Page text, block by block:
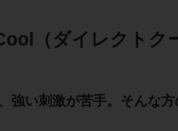
（ダイレクトク
強い刺激が苦手。そんな